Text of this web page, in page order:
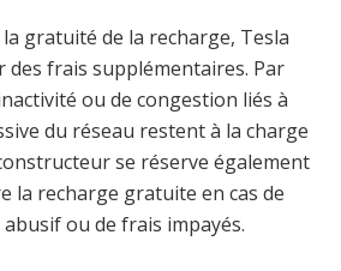
la gratuité de la recharge, Tesla
des frais supplémentaires. Par
ou de congestion liés à
du réseau restent à la charge
se réserve également
la recharge gratuite en cas de
ou de frais impayés.